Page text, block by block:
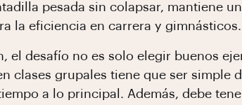
pesada sin colapsar, mantiene
la eficiencia en carrera y gimnásticos.
el desafío no es solo elegir buenos
clases grupales tiene que ser
a lo principal. Además, debe